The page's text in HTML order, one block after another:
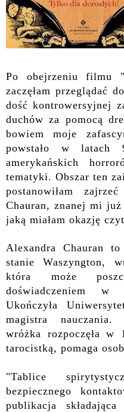
Po obejrzeniu filmu
zaczęłam przeglądać
dość kontrowersyjnej
duchów za pomocą
bowiem moje
powstało w
amerykańskich
tematyki. Obszar ten
postanowiłam
Chauran, znanej mi
jaką miałam okazję
Alexandra Chauran
stanie Waszyngton,
która może
doświadczeniem w
Ukończyła
magistra
wróżka rozpoczęła
tarocistką, pomaga
"Tablice
bezpiecznego
publikacja